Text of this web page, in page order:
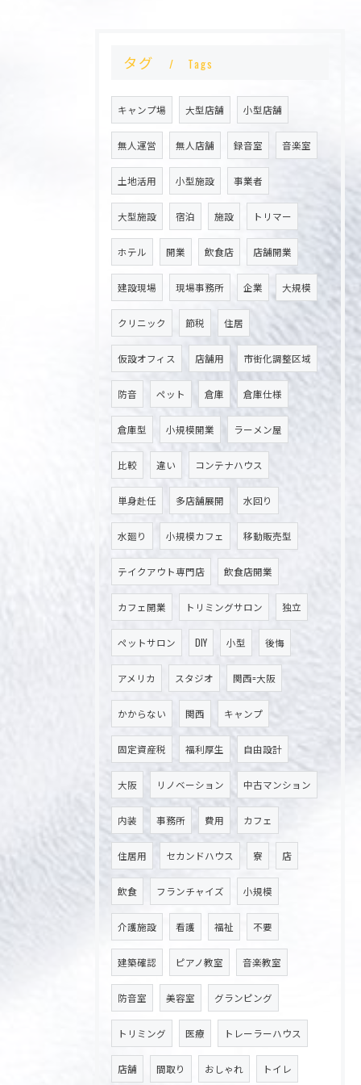
タグ Tags
キャンプ場 大型店舗 小型店舗
無人運営 無人店舗 録音室 音楽室
土地活用 小型施設 事業者
大型施設 宿泊 施設 トリマー
ホテル 開業 飲食店 店舗開業
建設現場 現場事務所 企業 大規模
クリニック 節税 住居
仮設オフィス 店舗用 市街化調整区域
防音 ペット 倉庫 倉庫仕様
倉庫型 小規模開業 ラーメン屋
比較 違い コンテナハウス
単身赴任 多店舗展開 水回り
水廻り 小規模カフェ 移動販売型
テイクアウト専門店 飲食店開業
カフェ開業 トリミングサロン 独立
ペットサロン DIY 小型 後悔
アメリカ スタジオ 関西=大阪
かからない 関西 キャンプ
固定資産税 福利厚生 自由設計
大阪 リノベーション 中古マンション
内装 事務所 費用 カフェ
住居用 セカンドハウス 寮 店
飲食 フランチャイズ 小規模
介護施設 看護 福祉 不要
建築確認 ピアノ教室 音楽教室
防音室 美容室 グランピング
トリミング 医療 トレーラーハウス
店舗 間取り おしゃれ トイレ
お問い合わせ・ご相談はこちら